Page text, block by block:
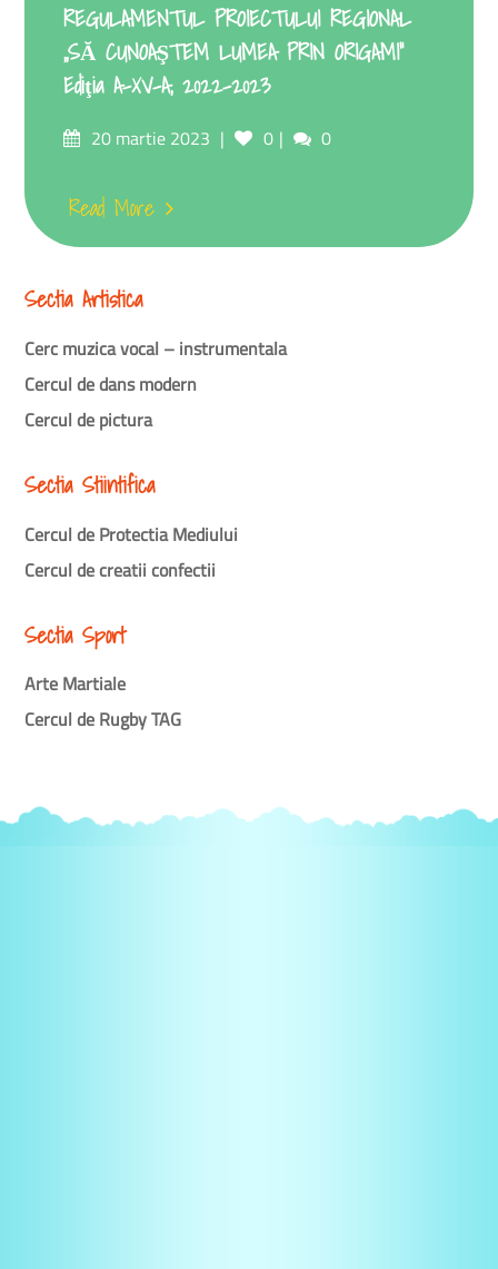
REGULAMENTUL PROIECTULUI REGIONAL
,,SĂ CUNOAŞTEM LUMEA PRIN ORIGAMI”
Ediţia A-XV-A, 2022-2023
20 martie 2023 0 0
Read More
Sectia Artistica
Cerc muzica vocal – instrumentala
Cercul de dans modern
Cercul de pictura
Sectia Stiintifica
Cercul de Protectia Mediului
Cercul de creatii confectii
Sectia Sport
Arte Martiale
Cercul de Rugby TAG